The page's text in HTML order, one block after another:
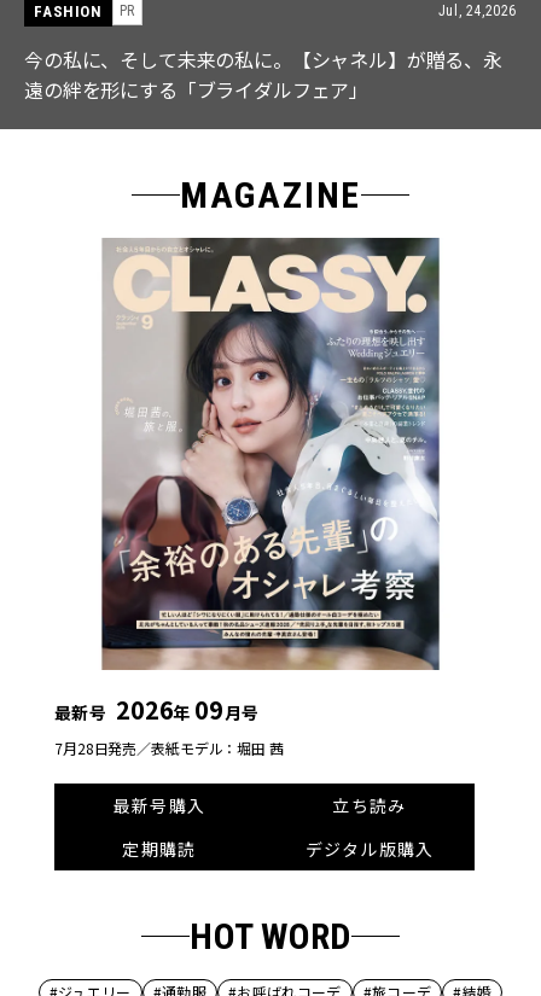
FASHION Jul,
【ICB】人気インフルエンサーと共同制作! 週5で着
なる「名品ブラウス」２選
MAGAZINE
最新号 2026年 09月号
7月28日発売／表紙モデル：堀田 茜
最新号購入
立ち読み
定期購読
デジタル版購入
HOT WORD
#ジュエリー #通勤服 #お呼ばれコーデ #旅コーデ
#結婚